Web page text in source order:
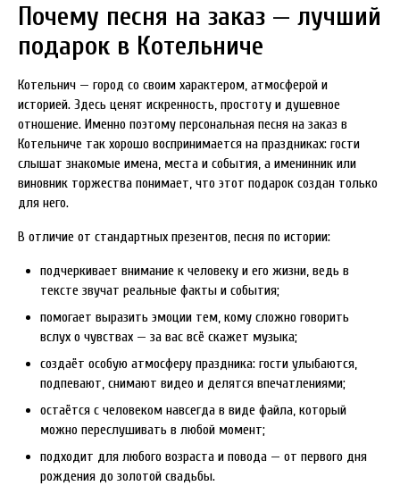
Почему песня на заказ — лучший
подарок в Котельниче
Котельнич — город со своим характером, атмосферой и
историей. Здесь ценят искренность, простоту и душевное
отношение. Именно поэтому персональная песня на заказ в
Котельниче так хорошо воспринимается на праздниках: гости
слышат знакомые имена, места и события, а именинник или
виновник торжества понимает, что этот подарок создан только
для него.
В отличие от стандартных презентов, песня по истории:
подчеркивает внимание к человеку и его жизни, ведь в
тексте звучат реальные факты и события;
помогает выразить эмоции тем, кому сложно говорить
вслух о чувствах — за вас всё скажет музыка;
создаёт особую атмосферу праздника: гости улыбаются,
подпевают, снимают видео и делятся впечатлениями;
остаётся с человеком навсегда в виде файла, который
можно переслушивать в любой момент;
подходит для любого возраста и повода — от первого дня
рождения до золотой свадьбы.